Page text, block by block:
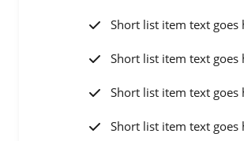
Short list item text goes
Short list item text goes
Short list item text goes
Short list item text goes